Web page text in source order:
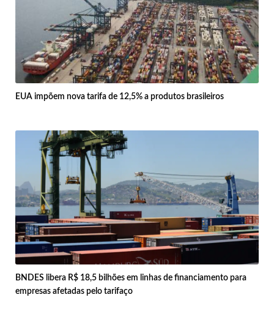
EUA impõem nova tarifa de 12,5% a produtos brasileiros
BNDES libera R$ 18,5 bilhões em linhas de financiamento para
empresas afetadas pelo tarifaço